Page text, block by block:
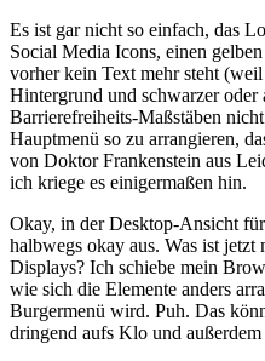
Es ist gar nicht so einfach, das
Social Media Icons, einen
vorher kein Text mehr steht
Hintergrund und schwarzer
Barrierefreiheits-Maßstäben
Hauptmenü so zu arrangieren,
von Doktor Frankenstein aus
ich kriege es einigermaßen hin.
Okay, in der Desktop-Ansicht
halbwegs okay aus. Was ist
Displays? Ich schiebe mein
wie sich die Elemente anders
Burgermenü wird. Puh. Das
dringend aufs Klo und